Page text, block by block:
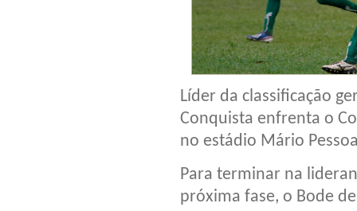
Líder da classificação
Conquista enfrenta o
no estádio Mário
Para terminar na
próxima fase, o Bode